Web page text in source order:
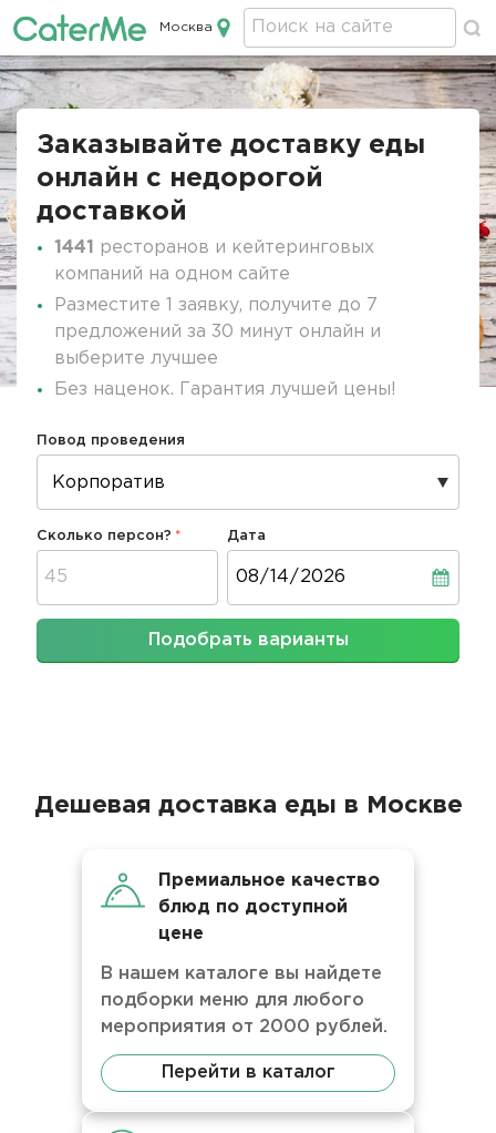
Кейтеринг в Москве
Москва
Строка
Заказывайте доставку еды
онлайн c недорогой
доставкой
1441
ресторанов и кейтеринговых
компаний на одном сайте
Разместите 1 заявку, получите до 7
предложений за 30 минут онлайн и
выберите лучшее
Без наценок. Гарантия лучшей цены!
Повод проведения
Сколько персон? Дата
Подобрать варианты
Дешевая доставка еды в Москве
Премиальное качество
блюд по доступной
цене
В нашем каталоге вы найдете
подборки меню для любого
мероприятия от 2000 рублей.
Перейти в каталог